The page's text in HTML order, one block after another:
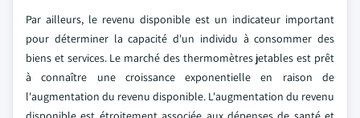
Par ailleurs, le revenu disponible est un indicateur important
pour déterminer la capacité d'un individu à consommer des
biens et services. Le marché des thermomètres jetables est prêt
à connaître une croissance exponentielle en raison de
l'augmentation du revenu disponible. L'augmentation du revenu